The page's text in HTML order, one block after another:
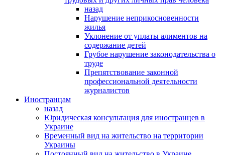
назад
Нарушение неприкосновенности
жилья
Уклонение от уплаты алиментов на
содержание детей
Грубое нарушение законодательства о
труде
Препятствование законной
профессиональной деятельности
журналистов
Иностранцам
назад
Юридическая консультация для иностранцев в
Украине
Временный вид на жительство на территории
Украины